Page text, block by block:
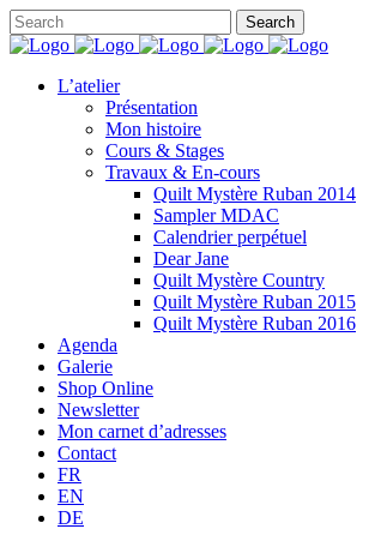
L’atelier
Présentation
Mon histoire
Cours & Stages
Travaux & En-cours
Quilt Mystère Ruban 2014
Sampler MDAC
Calendrier perpétuel
Dear Jane
Quilt Mystère Country
Quilt Mystère Ruban 2015
Quilt Mystère Ruban 2016
Agenda
Galerie
Shop Online
Newsletter
Mon carnet d’adresses
Contact
FR
EN
DE